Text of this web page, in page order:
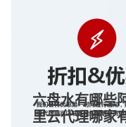
六盘水有哪些
里云代理哪家